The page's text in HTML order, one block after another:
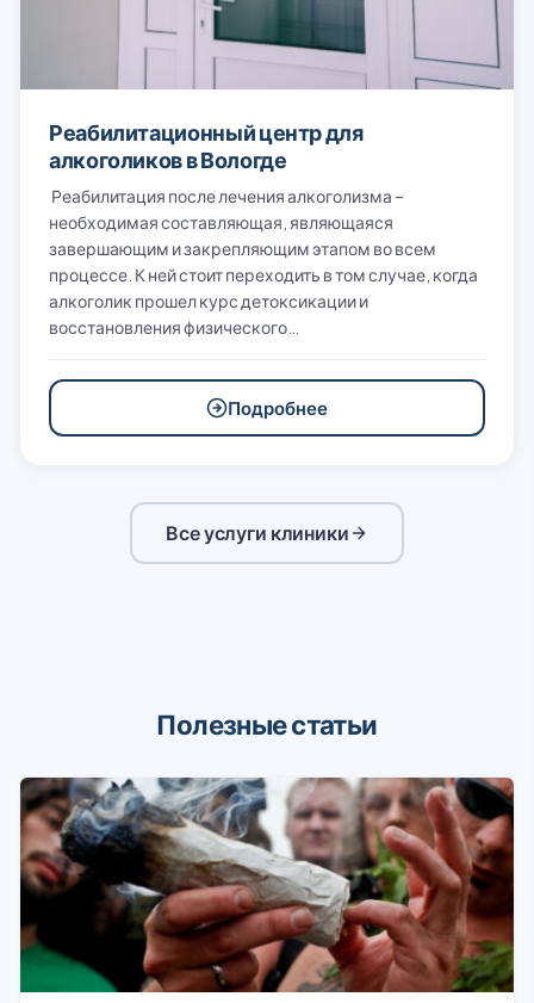
Реабилитационный центр для
алкоголиков в Вологде
Реабилитация после лечения алкоголизма –
необходимая составляющая, являющаяся
завершающим и закрепляющим этапом во всем
процессе. К ней стоит переходить в том случае, когда
алкоголик прошел курс детоксикации и
восстановления физического…
Подробнее
Все услуги клиники
Полезные статьи